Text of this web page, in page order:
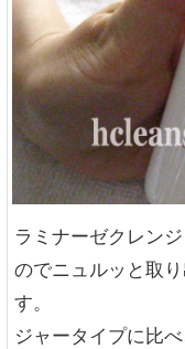
ラミナーゼクレン
のでニュルッと取
す。
ジャータイプに比